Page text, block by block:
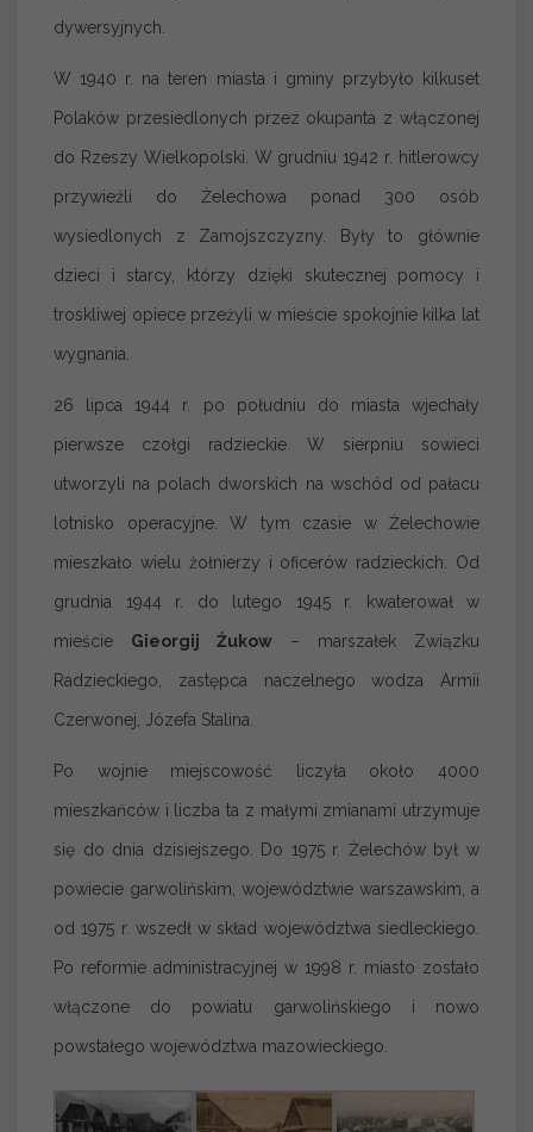
dywersyjnych.
W 1940 r. na teren miasta i gminy przybyło kilkuset
Polaków przesiedlonych przez okupanta z włączonej
do Rzeszy Wielkopolski. W grudniu 1942 r. hitlerowcy
przywieźli do Żelechowa ponad 300 osób
wysiedlonych z Zamojszczyzny. Były to głównie
dzieci i starcy, którzy dzięki skutecznej pomocy i
troskliwej opiece przeżyli w mieście spokojnie kilka lat
wygnania.
26 lipca 1944 r. po południu do miasta wjechały
pierwsze czołgi radzieckie. W sierpniu sowieci
utworzyli na polach dworskich na wschód od pałacu
lotnisko operacyjne. W tym czasie w Żelechowie
mieszkało wielu żołnierzy i oficerów radzieckich. Od
grudnia 1944 r. do lutego 1945 r. kwaterował w
mieście Gieorgij Żukow – marszałek Związku
Radzieckiego, zastępca naczelnego wodza Armii
Czerwonej, Józefa Stalina.
Po wojnie miejscowość liczyła około 4000
mieszkańców i liczba ta z małymi zmianami utrzymuje
się do dnia dzisiejszego. Do 1975 r. Żelechów był w
powiecie garwolińskim, województwie warszawskim, a
od 1975 r. wszedł w skład województwa siedleckiego.
Po reformie administracyjnej w 1998 r. miasto zostało
włączone do powiatu garwolińskiego i nowo
powstałego województwa mazowieckiego.